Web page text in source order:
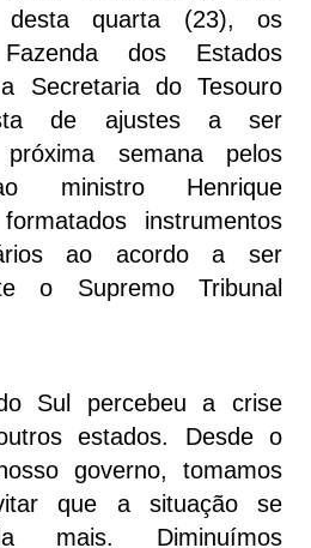
quarta (23), os
dos Estados
Secretaria do Tesouro
de ajustes a ser
semana pelos
ministro Henrique
instrumentos
ao acordo a ser
o Supremo Tribunal
Sul percebeu a crise
estados. Desde o
governo, tomamos
que a situação se
mais. Diminuímos